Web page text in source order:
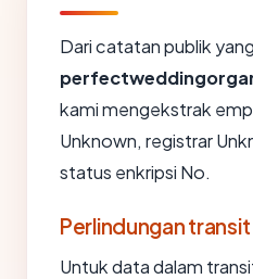
Dari catatan publik
kami mengekstrak
Unknown, registrar
status enkripsi No.
Perlindungan transit
Untuk data dalam